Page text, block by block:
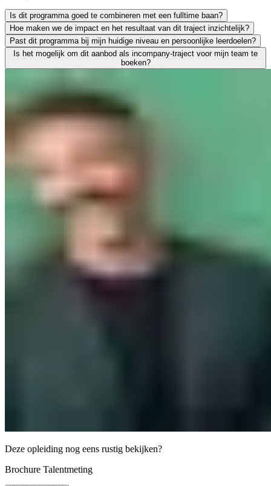
Is dit programma goed te combineren met een fulltime baan?
Zeker. We leiden uitsluitend werkende professionals op en weten
Hoe maken we de impact en het resultaat van dit traject inzichtelijk?
Leren moet leiden tot merkbaar resultaat; voor jezelf én voor je
Past dit programma bij mijn huidige niveau en persoonlijke leerdoelen?
We vinden het essentieel dat je een traject kiest dat écht bij je past
Is het mogelijk om dit aanbod als incompany-traject voor mijn team te
boeken?
Absoluut. Vrijwel al onze trainingen en opleidingen kunnen we
Deze opleiding nog eens rustig bekijken?
Brochure Talentmeting